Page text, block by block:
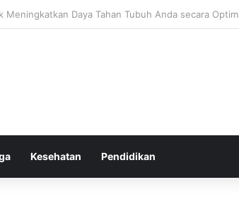
Diri untuk Kesehatan Mental yang Lebih Seimbang
Kesehatan Pendidikan